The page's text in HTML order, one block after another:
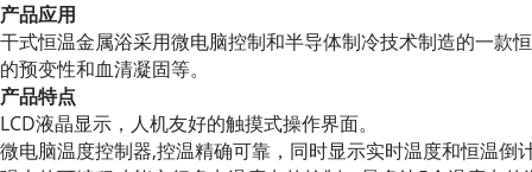
产品应用
干式恒温金属浴采用微电脑控制和半导体制冷技术制造的一款
的预变性和血清凝固等。
产品特点
LCD液晶显示，人机友好的触摸式操作界面。
微电脑温度控制器,控温精确可靠，同时显示实时温度和恒温倒